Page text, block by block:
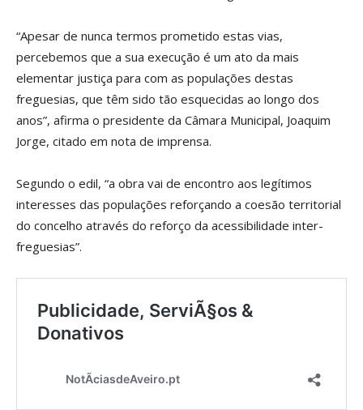
“Apesar de nunca termos prometido estas vias,
percebemos que a sua execução é um ato da mais
elementar justiça para com as populações destas
freguesias, que têm sido tão esquecidas ao longo dos
anos”, afirma o presidente da Câmara Municipal, Joaquim
Jorge, citado em nota de imprensa.
Segundo o edil, “a obra vai de encontro aos legítimos
interesses das populações reforçando a coesão territorial
do concelho através do reforço da acessibilidade inter-
freguesias”.